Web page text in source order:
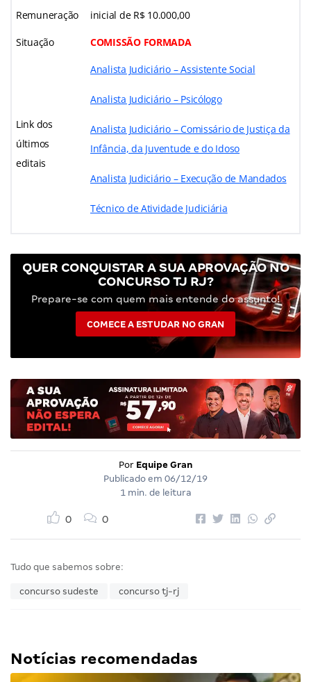
Remuneração inicial de R$ 10.000,00
Situação COMISSÃO FORMADA
Link dos
últimos
editais
Analista Judiciário – Assistente Social
Analista Judiciário – Psicólogo
Analista Judiciário – Comissário de Justiça da
Infância, da Juventude e do Idoso
Analista Judiciário – Execução de Mandados
Técnico de Atividade Judiciária
QUER CONQUISTAR A SUA APROVAÇÃO NO
CONCURSO TJ RJ?
Prepare-se com quem mais entende do assunto!
COMECE A ESTUDAR NO GRAN
Por Equipe Gran
Publicado em 06/12/19
1 min. de leitura
0 0
Tudo que sabemos sobre:
concurso sudeste concurso tj-rj
Notícias recomendadas